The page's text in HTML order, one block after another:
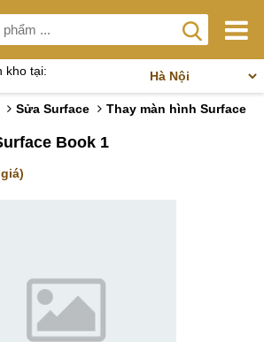
kho tại:
Sửa Surface Thay màn hình Surface
Book 1